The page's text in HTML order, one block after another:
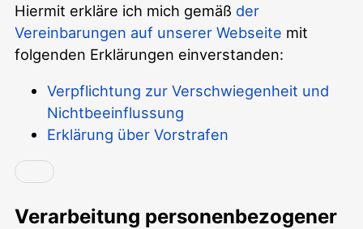
Hiermit erkläre ich mich gemäß der
Vereinbarungen auf unserer Webseite mit
folgenden Erklärungen einverstanden:
Verpflichtung zur Verschwiegenheit und
Nichtbeeinflussung
Erklärung über Vorstrafen
Verarbeitung personenbezogener